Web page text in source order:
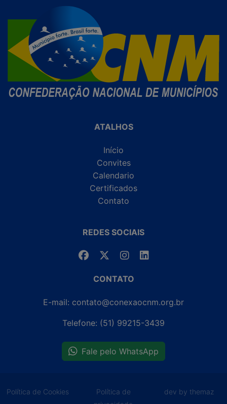
ATALHOS
Início
Convites
Calendario
Certificados
Contato
REDES SOCIAIS
CONTATO
E-mail: contato@conexaocnm.org.br
Telefone: (51) 99215-3439
Fale pelo WhatsApp
Política de Cookies
Política de
dev by themaz